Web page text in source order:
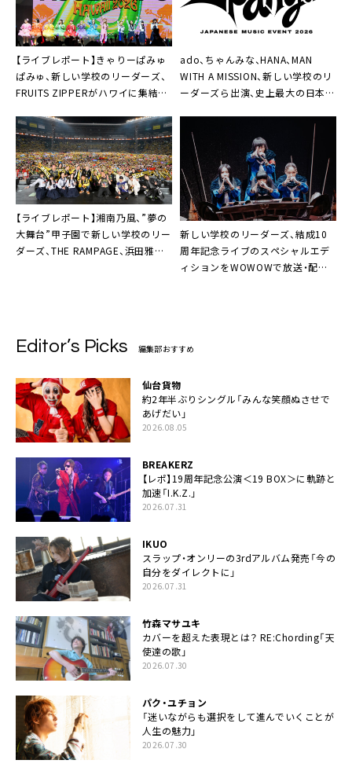
【ライブレポート】きゃりーぱみゅ
ぱみゅ、新しい学校のリーダーズ、
FRUITS ZIPPERがハワイに集結、
『ASOBIEXPO』初の海外公演が開
催
ado、ちゃんみな、HANA、MAN
WITH A MISSION、新しい学校のリ
ーダーズら出演、史上最大の日本音
【ライブレポート】湘南乃風、”夢の
大舞台”甲子園で新しい学校のリー
ダーズ、THE RAMPAGE、浜田雅功
新しい学校のリーダーズ、結成10
周年記念ライブのスペシャルエデ
ィションをWOWOWで放送・配信。
Editor’s Picks 編集部おすすめ
仙台貨物
約2年半ぶりシングル「みんな笑顔ぬさせで
あげだい」
2026.08.05
BREAKERZ
【レポ】19周年記念公演＜19 BOX＞に軌跡と
加速「I.K.Z.」
2026.07.31
IKUO
スラップ・オンリーの3rdアルバム発売「今の
自分をダイレクトに」
2026.07.31
竹森マサユキ
カバーを超えた表現とは？ RE:Chording「天
使達の歌」
2026.07.30
パク・ユチョン
「迷いながらも選択をして進んでいくことが
人生の魅力」
2026.07.30